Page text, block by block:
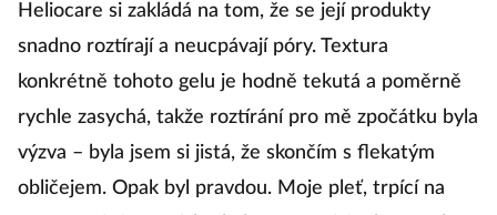
Heliocare si zakládá na tom, že se její produkty
snadno roztírají a neucpávají póry. Textura
konkrétně tohoto gelu je hodně tekutá a poměrně
rychle zasychá, takže roztírání pro mě zpočátku byla
výzva – byla jsem si jistá, že skončím s flekatým
obličejem. Opak byl pravdou. Moje pleť, trpící na